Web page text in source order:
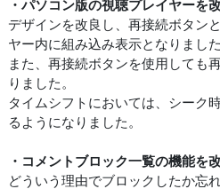
・パソコン版の視聴プレイヤーを
デザインを改良し、再接続ボタン
ヤー内に組み込み表示となりました
また、再接続ボタンを使用しても
りました。
タイムシフトにおいては、シーク
るようになりました。
・コメントブロック一覧の機能を
どういう理由でブロックしたか忘